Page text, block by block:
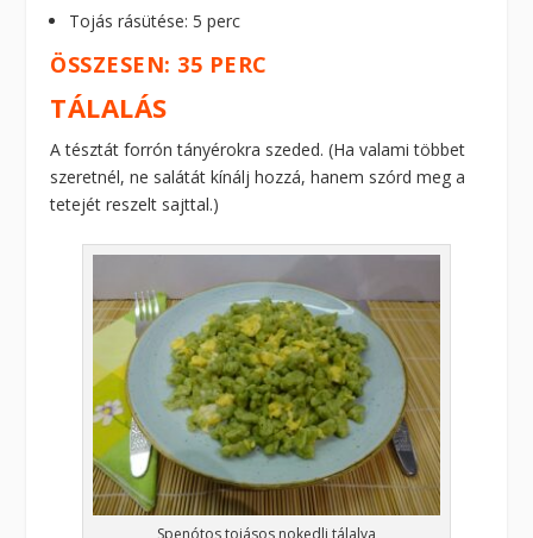
Tojás rásütése: 5 perc
ÖSSZESEN: 35 PERC
TÁLALÁS
A tésztát forrón tányérokra szeded. (Ha valami többet
szeretnél, ne salátát kínálj hozzá, hanem szórd meg a
tetejét reszelt sajttal.)